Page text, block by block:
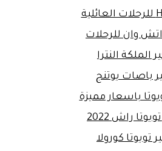
اتش وان للرحلات
الملكة النترا
باصات يوتنج
باسعار مميزة
راش 2022
تويوتا كورولا